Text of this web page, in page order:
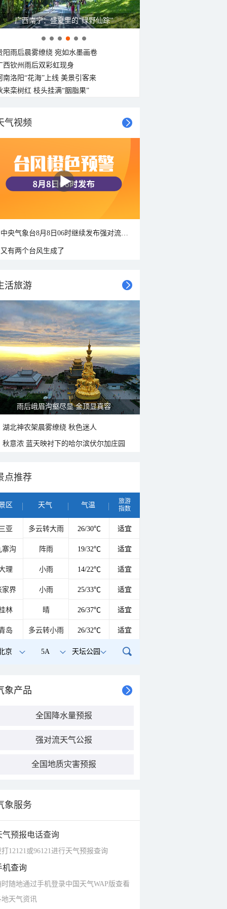
广西南宁：盛夏里的“绿野仙踪”
阳雨后晨雾缭绕 宛如水墨画卷
西钦州雨后双彩虹现身
南洛阳“花海”上线 美景引客来
来栾树红 枝头挂满“胭脂果”
气视频
又有两个台风生成了
活旅游
雨后峨眉沟壑尽显 金顶显真容
湖北神农架晨雾缭绕 秋色迷人
秋意浓 蓝天映衬下的哈尔滨伏尔加庄园
点推荐
区 天气 气温
旅游
指数
亚 多云转大雨 26/30℃ 适宜
寨沟 阵雨 19/32℃ 适宜
理 小雨 14/22℃ 适宜
家界 小雨 25/33℃ 适宜
林 晴 26/37℃ 适宜
岛 多云转小雨 26/32℃ 适宜
京 5A 天坛公园
象产品
全国降水量预报
强对流天气公报
全国地质灾害预报
象服务
气预报电话查询
打12121或96121进行天气预报查询
机查询
时随地通过手机登录中国天气WAP版查看
地天气资讯